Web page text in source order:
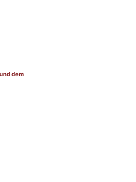
dem